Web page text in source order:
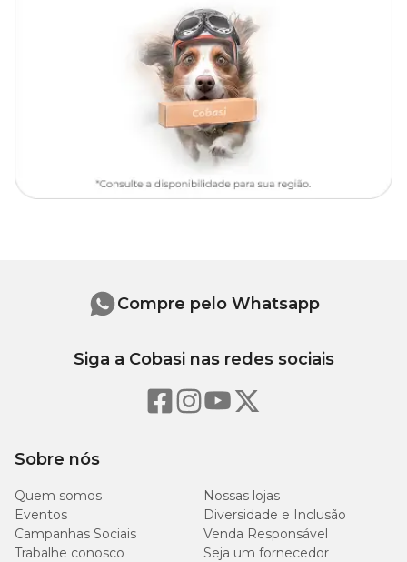
Para maiores informações e tirar todas suas dúvidas sobre essa ou
outras plantas, consulte um especialista de jardinagem numa loja
física da Cobasi. Aqui você encontra tudo o que você precisa para
seu jardim. Aproveite e compre aFitonia Folha Fina com preço
O solo deve ser mantido sempre úmido, com regas frequentes,
porém sem deixá-lo encharcado.
Deve ser mantida à meia sombra.
de proteção contra ventos.
Pode-se utilizar húmus de minhoca.
Sobre nós
Quem somos
Nossas lojas
Eventos
Diversidade e Inclusão
Campanhas Sociais
Venda Responsável
Trabalhe conosco
Seja um fornecedor
Compre pelo Whatsapp
Siga a Cobasi nas redes sociais